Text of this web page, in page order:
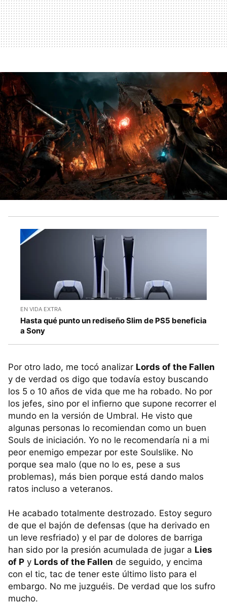
EN VIDA EXTRA
Hasta qué punto un rediseño Slim de PS5 beneficia
a Sony
Por otro lado, me tocó analizar Lords of the Fallen
y de verdad os digo que todavía estoy buscando
los 5 o 10 años de vida que me ha robado. No por
los jefes, sino por el infierno que supone recorrer el
mundo en la versión de Umbral. He visto que
algunas personas lo recomiendan como un buen
Souls de iniciación. Yo no le recomendaría ni a mi
peor enemigo empezar por este Soulslike. No
porque sea malo (que no lo es, pese a sus
problemas), más bien porque está dando malos
ratos incluso a veteranos.
He acabado totalmente destrozado. Estoy seguro
de que el bajón de defensas (que ha derivado en
un leve resfriado) y el par de dolores de barriga
han sido por la presión acumulada de jugar a Lies
of P y Lords of the Fallen de seguido, y encima
con el tic, tac de tener este último listo para el
embargo. No me juzguéis. De verdad que los sufro
mucho.